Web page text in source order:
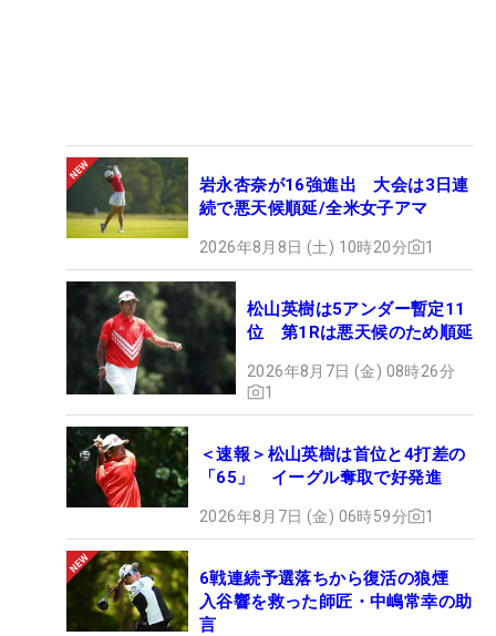
岩永杏奈が16強進出 大会は3日連
続で悪天候順延/全米女子アマ
2026年8月8日 (土) 10時20分 1
松山英樹は5アンダー暫定11
位 第1Rは悪天候のため順延
2026年8月7日 (金) 08時26分
1
＜速報＞松山英樹は首位と4打差の
「65」 イーグル奪取で好発進
2026年8月7日 (金) 06時59分 1
6戦連続予選落ちから復活の狼煙
入谷響を救った師匠・中嶋常幸の助
言